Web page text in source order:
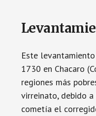
Este
1730 en Chacaro
regiones más
virreinato, debido
cometía el